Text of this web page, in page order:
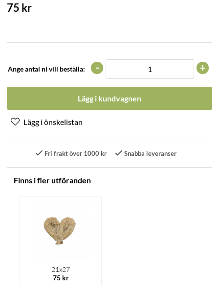
75 kr
Ange antal ni vill beställa: +
-
Lägg i kundvagnen
Fri frakt över 1000 kr Snabba leveranser
Finns i fler utföranden
21x27
75 kr